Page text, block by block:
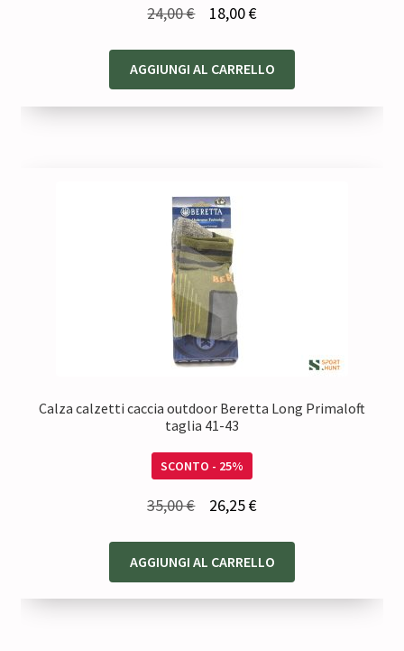
24,00€
originale
era:
18,00€Il
attuale
è:
AGGIUNGI AL CARRELLO
Calza calzetti caccia outdoor Beretta Long Primaloft
taglia 41-43
SCONTO - 25%
35,00€
originale
era:
26,25€Il
attuale
è:
AGGIUNGI AL CARRELLO